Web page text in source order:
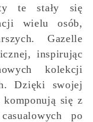
te stały się
wielu osób,
Gazelle
inspirując
kolekcji
Dzięki swojej
się z
po